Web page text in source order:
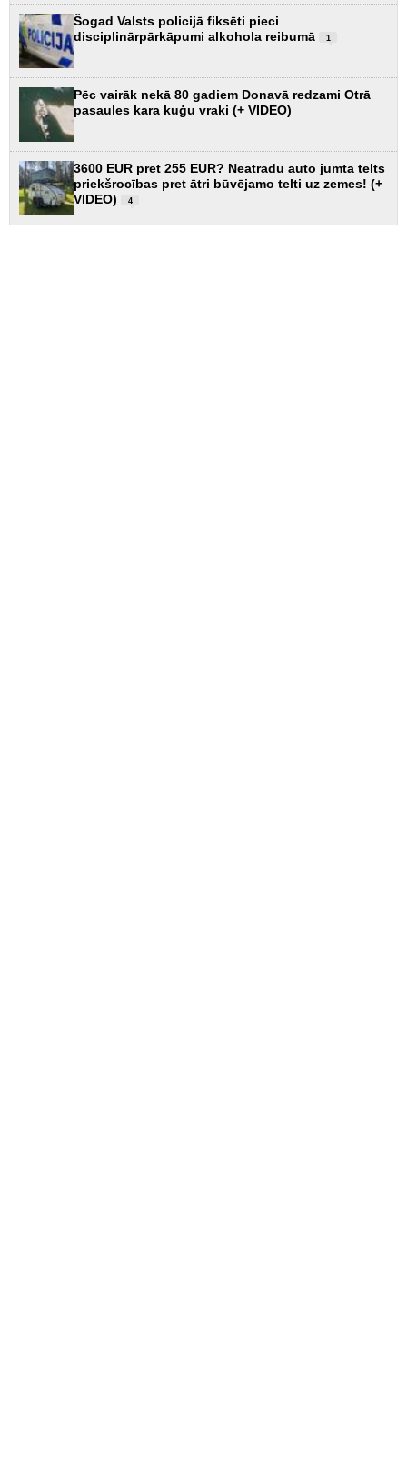
Šogad Valsts policijā fiksēti pieci
disciplinārpārkāpumi alkohola reibumā
1
Pēc vairāk nekā 80 gadiem Donavā redzami Otrā
pasaules kara kuģu vraki (+ VIDEO)
3600 EUR pret 255 EUR? Neatradu auto jumta telts
priekšrocības pret ātri būvējamo telti uz zemes! (+
VIDEO)
4